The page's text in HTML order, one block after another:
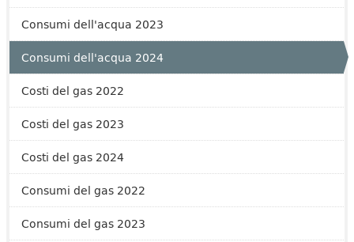
Consumi dell'acqua 2023
Consumi dell'acqua 2024
Costi del gas 2022
Costi del gas 2023
Costi del gas 2024
Consumi del gas 2022
Consumi del gas 2023